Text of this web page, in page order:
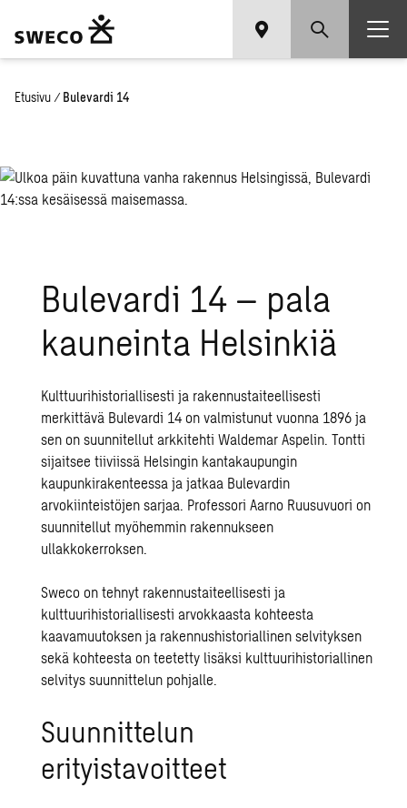
Etusivu / Bulevardi 14
Bulevardi 14 – pala
kauneinta Helsinkiä
Kulttuurihistoriallisesti ja rakennustaiteellisesti
merkittävä Bulevardi 14 on valmistunut vuonna 1896 ja
sen on suunnitellut arkkitehti Waldemar Aspelin. Tontti
sijaitsee tiiviissä Helsingin kantakaupungin
kaupunkirakenteessa ja jatkaa Bulevardin
arvokiinteistöjen sarjaa. Professori Aarno Ruusuvuori on
suunnitellut myöhemmin rakennukseen
ullakkokerroksen.
Sweco on tehnyt rakennustaiteellisesti ja
kulttuurihistoriallisesti arvokkaasta kohteesta
kaavamuutoksen ja rakennushistoriallinen selvityksen
sekä kohteesta on teetetty lisäksi kulttuurihistoriallinen
selvitys suunnittelun pohjalle.
Suunnittelun
erityistavoitteet